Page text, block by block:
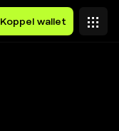
Koppel wallet